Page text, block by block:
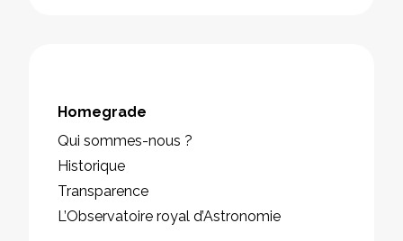
Homegrade
Qui sommes-nous ?
Historique
Transparence
L’Observatoire royal d’Astronomie